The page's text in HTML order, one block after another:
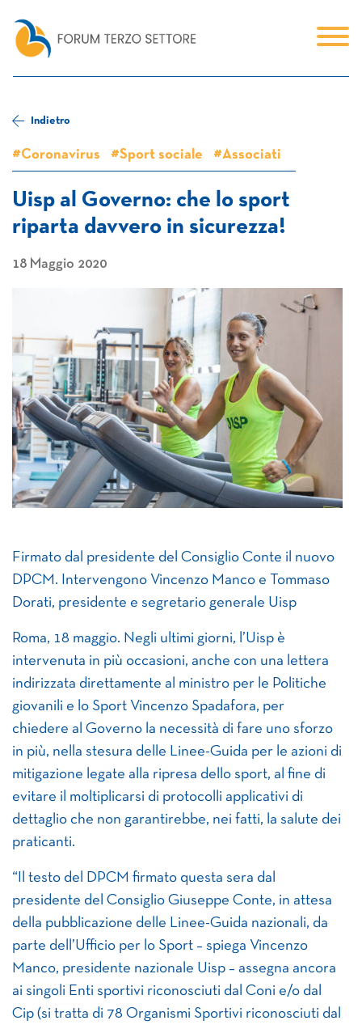
Indietro
#Coronavirus #Sport sociale #Associati
Uisp al Governo: che lo sport
riparta davvero in sicurezza!
18 Maggio 2020
Firmato dal presidente del Consiglio Conte il nuovo
DPCM. Intervengono Vincenzo Manco e Tommaso
Dorati, presidente e segretario generale Uisp
Roma, 18 maggio. Negli ultimi giorni, l’Uisp è
intervenuta in più occasioni, anche con una lettera
indirizzata direttamente al ministro per le Politiche
giovanili e lo Sport Vincenzo Spadafora, per
chiedere al Governo la necessità di fare uno sforzo
in più, nella stesura delle Linee-Guida per le azioni di
mitigazione legate alla ripresa dello sport, al fine di
evitare il moltiplicarsi di protocolli applicativi di
dettaglio che non garantirebbe, nei fatti, la salute dei
praticanti.
“Il testo del DPCM firmato questa sera dal
presidente del Consiglio Giuseppe Conte, in attesa
della pubblicazione delle Linee-Guida nazionali, da
parte dell’Ufficio per lo Sport – spiega Vincenzo
Manco, presidente nazionale Uisp – assegna ancora
ai singoli Enti sportivi riconosciuti dal Coni e/o dal
Cip (si tratta di 78 Organismi Sportivi riconosciuti dal